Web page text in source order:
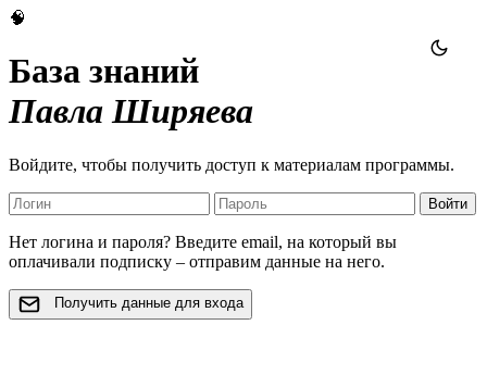
🧠
База знаний
Павла Ширяева
Войдите, чтобы получить доступ к материалам программы.
Войти
Нет логина и пароля? Введите email, на который вы
оплачивали подписку – отправим данные на него.
Получить данные для входа